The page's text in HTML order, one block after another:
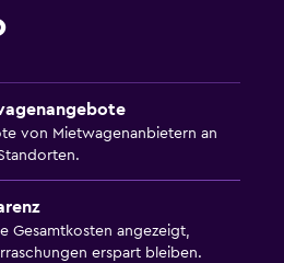
von Mietwagenanbietern an
Gesamtkosten angezeigt,
erspart bleiben.